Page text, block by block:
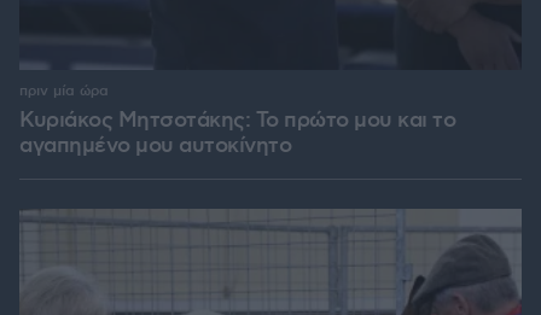
Κυριάκος Μητσοτάκης: Το πρώτο μου και το
αγαπημένο μου αυτοκίνητο
πριν μία ώρα